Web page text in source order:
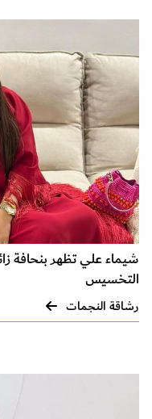
شيماء علي تظهر بنحافة
التخسيس
رشاقة النجمات